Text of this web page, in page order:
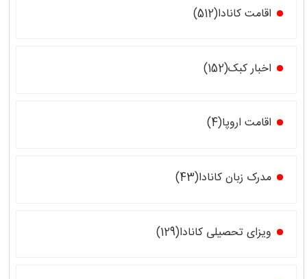
اقامت کانادا(512)
اخبار کبک(152)
اقامت اروپا(4)
مدرک زبان کانادا(43)
ویزای تحصیلی کانادا(129)